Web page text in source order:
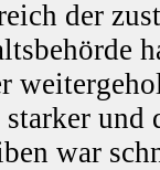
der
und
war